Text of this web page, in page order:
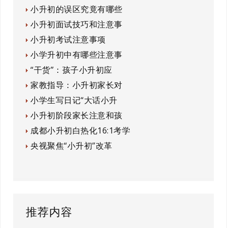
小升初的误区究竟有哪些
小升初面试技巧和注意事
小升初考试注意事项
小学升初中有哪些注意事
“干货”：孩子小升初应
家教指导：小升初家长对
小学生写日记“大话小升
小升初阶段家长注意和孩
成都小升初白热化16:1考学
央视聚焦“小升初”改革
推荐内容